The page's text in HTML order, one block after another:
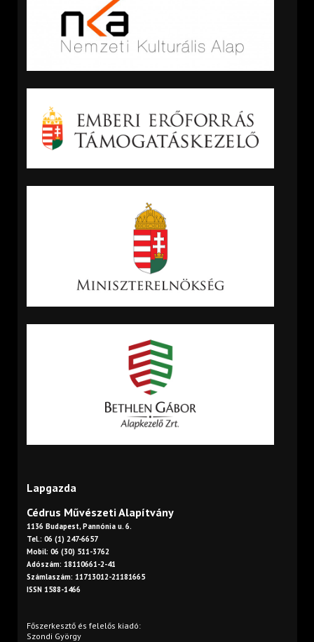
Lapgazda
Cédrus Művészeti Alapítvány
1136 Budapest, Pannónia u. 6.
Tel.: 06 (1) 247-6657
Mobil: 06 (30) 511-3762
Adószám: 18110661-2-41
Számlaszám: 11713012-21181665
ISSN 1588-1466
Főszerkesztő és felelős kiadó:
Szondi György